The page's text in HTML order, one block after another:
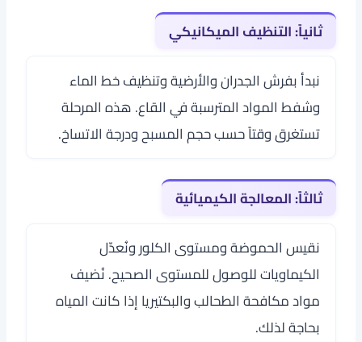
ثانياً: التنظيف الميكانيكي
نبدأ بفرش الجدران والأرضية وتنظيف خط الماء
وشفط المواد المترسبة في القاع. هذه المرحلة
تستغرق وقتاً حسب حجم المسبح ودرجة الاتساخ.
ثالثاً: المعالجة الكيميائية
نقيس الحموضة ومستوى الكلور ونُعدّل
الكيماويات للوصول للمستوى الصحيح. نُضيف
مواد مكافحة الطحالب والبكتيريا إذا كانت المياه
بحاجة لذلك.